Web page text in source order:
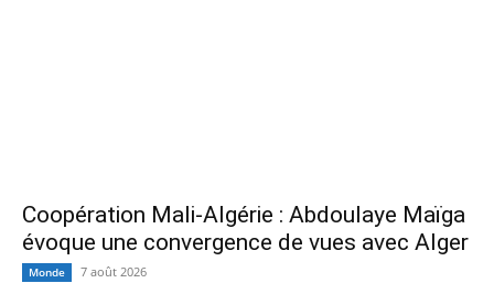
Coopération Mali-Algérie : Abdoulaye Maïga
évoque une convergence de vues avec Alger
Monde 7 août 2026